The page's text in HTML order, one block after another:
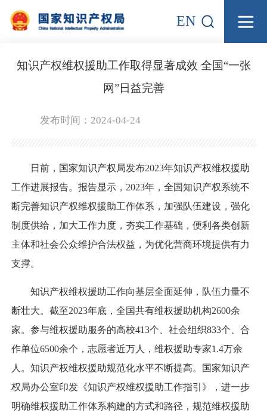
EN
知识产权维权援助工作取得显著成效 全国“一张
网”日益完善
发布时间：2024-04-24
日前，国家知识产权局发布2023年知识产权维权援助
工作进展报告。报告显示，2023年，全国知识产权系统不
断完善知识产权维权援助工作体系，加强队伍建设，强化
制度供给，加大工作力度，夯实工作基础，便利各类创新
主体和社会公众维护合法权益，为优化营商环境提供有力
支撑。
知识产权维权援助工作向基层全面延伸，队伍力量不
断壮大。截至2023年底，全国共有维权援助机构2600余
家。参与维权援助服务的高校413个、社会组织833个、合
作单位6500余个，志愿者近万人，维权援助专家1.4万余
人。知识产权维权援助规范化水平不断提高。国家知识产
权局办公室印发《知识产权维权援助工作指引》，进一步
明确维权援助工作体系构建的方式和路径，规范维权援助